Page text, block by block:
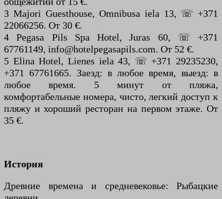
3 Majori Guesthouse, Omnibusa iela 13, ☏ +371
22066256. От 30 €.
4 Pegasa Pils Spa Hotel, Juras 60, ☏ +371
67761149, info@hotelpegasapils.com. От 52 €.
5 Elina Hotel, Lienes iela 43, ☏ +371 29235230,
+371 67761665. Заезд: в любое время, выезд: в
любое время. 5 минут от пляжа,
комфортабельные номера, чисто, легкий доступ к
пляжу и хороший ресторан на первом этаже. От
35 €.
История
Древние времена и средневековье: Рыбацкие